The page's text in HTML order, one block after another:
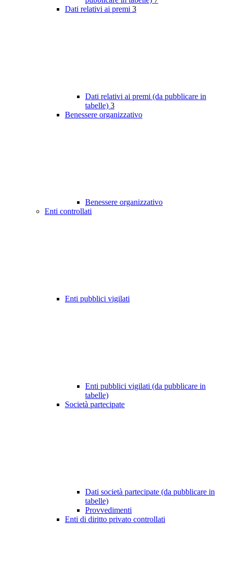
Dati relativi ai premi 3
Dati relativi ai premi (da pubblicare in
tabelle) 3
Benessere organizzativo
Benessere organizzativo
Enti controllati
Enti pubblici vigilati
Enti pubblici vigilati (da pubblicare in
tabelle)
Società partecipate
Dati società partecipate (da pubblicare in
tabelle)
Provvedimenti
Enti di diritto privato controllati